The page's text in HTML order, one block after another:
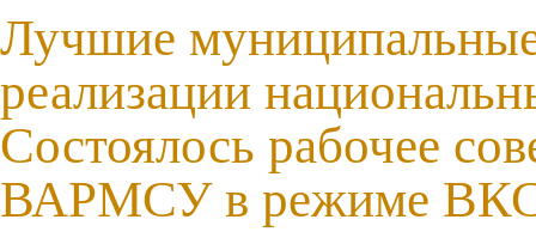
Лучшие
реализации
Состоялось рабочее
ВАРМСУ в режиме